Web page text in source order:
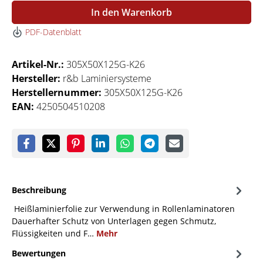
In den Warenkorb
PDF-Datenblatt
Artikel-Nr.: 305X50X125G-K26
Hersteller: r&b Laminiersysteme
Herstellernummer: 305X50X125G-K26
EAN: 4250504510208
Beschreibung
Heißlaminierfolie zur Verwendung in Rollenlaminatoren
Dauerhafter Schutz von Unterlagen gegen Schmutz,
Flüssigkeiten und F… Mehr
Bewertungen